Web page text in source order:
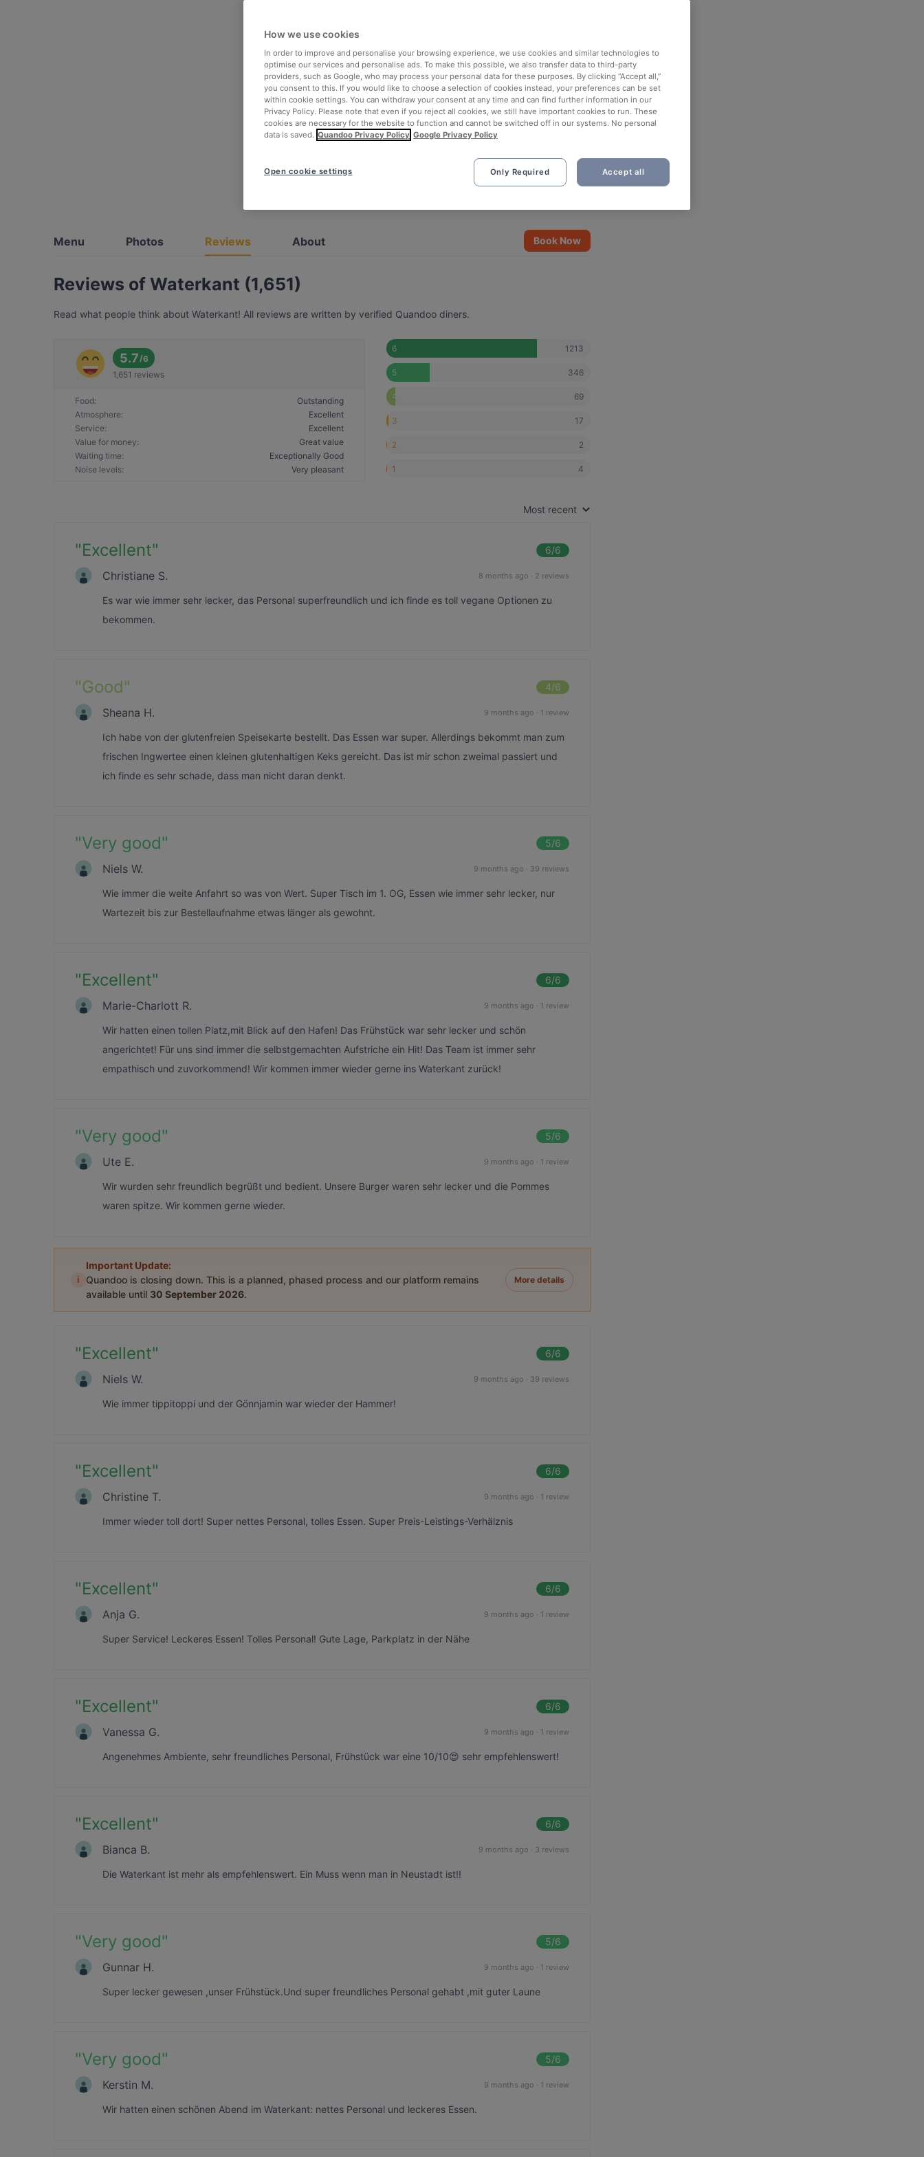
Menu Photos Reviews About Book Now
Reviews of Waterkant (1,651)
Read what people think about Waterkant! All reviews are written by verified Quandoo diners.
5.7/6
1,651 reviews
Food:
Outstanding
Atmosphere:
Excellent
Service:
Excellent
Value for money:
Great value
Waiting time:
Exceptionally Good
Noise levels: Very pleasant
6 1213
5 346
4 69
3 17
2 2
1 4
Most recent
"Excellent" 6/6
Christiane S. 8 months ago · 2 reviews
Es war wie immer sehr lecker, das Personal superfreundlich und ich finde es toll vegane Optionen zu
bekommen.
"Good" 4/6
Sheana H. 9 months ago · 1 review
Ich habe von der glutenfreien Speisekarte bestellt. Das Essen war super. Allerdings bekommt man zum
frischen Ingwertee einen kleinen glutenhaltigen Keks gereicht. Das ist mir schon zweimal passiert und
ich finde es sehr schade, dass man nicht daran denkt.
"Very good" 5/6
Niels W. 9 months ago · 39 reviews
Wie immer die weite Anfahrt so was von Wert. Super Tisch im 1. OG, Essen wie immer sehr lecker, nur
Wartezeit bis zur Bestellaufnahme etwas länger als gewohnt.
"Excellent" 6/6
Marie-Charlott R. 9 months ago · 1 review
Wir hatten einen tollen Platz,mit Blick auf den Hafen! Das Frühstück war sehr lecker und schön
angerichtet! Für uns sind immer die selbstgemachten Aufstriche ein Hit! Das Team ist immer sehr
empathisch und zuvorkommend! Wir kommen immer wieder gerne ins Waterkant zurück!
"Very good" 5/6
Ute E. 9 months ago · 1 review
Wir wurden sehr freundlich begrüßt und bedient. Unsere Burger waren sehr lecker und die Pommes
waren spitze. Wir kommen gerne wieder.
i
Important Update:
Quandoo is closing down. This is a planned, phased process and our platform remains
available until 30 September 2026.
More details
"Excellent" 6/6
Niels W. 9 months ago · 39 reviews
Wie immer tippitoppi und der Gönnjamin war wieder der Hammer!
"Excellent" 6/6
Christine T. 9 months ago · 1 review
Immer wieder toll dort! Super nettes Personal, tolles Essen. Super Preis-Leistings-Verhälznis
"Excellent" 6/6
Anja G. 9 months ago · 1 review
Super Service! Leckeres Essen! Tolles Personal! Gute Lage, Parkplatz in der Nähe
"Excellent" 6/6
Vanessa G. 9 months ago · 1 review
Angenehmes Ambiente, sehr freundliches Personal, Frühstück war eine 10/10😍 sehr empfehlenswert!
"Excellent" 6/6
Bianca B. 9 months ago · 3 reviews
Die Waterkant ist mehr als empfehlenswert. Ein Muss wenn man in Neustadt ist!!
"Very good" 5/6
Gunnar H. 9 months ago · 1 review
Super lecker gewesen ,unser Frühstück.Und super freundliches Personal gehabt ,mit guter Laune
"Very good" 5/6
Kerstin M. 9 months ago · 1 review
Wir hatten einen schönen Abend im Waterkant: nettes Personal und leckeres Essen.
How we use cookies
In order to improve and personalise your browsing experience, we use cookies and similar technologies to
optimise our services and personalise ads. To make this possible, we also transfer data to third-party
providers, such as Google, who may process your personal data for these purposes. By clicking “Accept all,”
you consent to this. If you would like to choose a selection of cookies instead, your preferences can be set
within cookie settings. You can withdraw your consent at any time and can find further information in our
Privacy Policy. Please note that even if you reject all cookies, we still have important cookies to run. These
cookies are necessary for the website to function and cannot be switched off in our systems. No personal
data is saved. Quandoo Privacy Policy Google Privacy Policy
Only Required Accept all
Open cookie settings